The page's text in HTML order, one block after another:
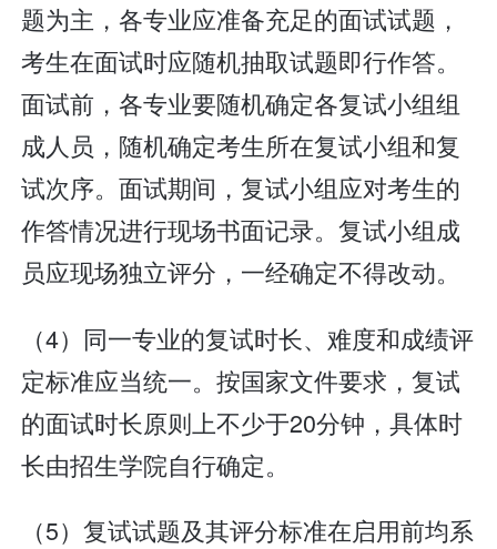
题为主，各专业应准备充足的面试试题，
考生在面试时应随机抽取试题即行作答。
面试前，各专业要随机确定各复试小组组
成人员，随机确定考生所在复试小组和复
试次序。面试期间，复试小组应对考生的
作答情况进行现场书面记录。复试小组成
员应现场独立评分，一经确定不得改动。
（4）同一专业的复试时长、难度和成绩评
定标准应当统一。按国家文件要求，复试
的面试时长原则上不少于20分钟，具体时
长由招生学院自行确定。
（5）复试试题及其评分标准在启用前均系